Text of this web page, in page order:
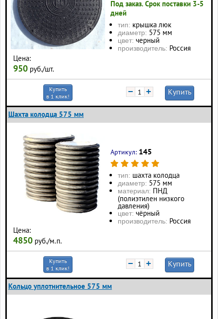
Цена:
950 руб./шт.
Под заказ. Срок поставки 3-5
дней
тип: крышка люк
диаметр: 575 мм
цвет: черный
производитель: Россия
Купить
в 1 клик!
− + Купить
Шахта колодца 575 мм
Цена:
4850 руб./м.п.
Артикул: 145
тип: шахта колодца
диаметр: 575 мм
материал: ПНД
(полиэтилен низкого
давления)
цвет: чёрный
производитель: Россия
Купить
в 1 клик!
− + Купить
Кольцо уплотнительное 575 мм